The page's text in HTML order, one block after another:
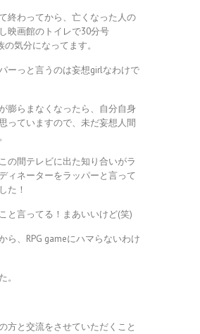
終わってから、亡くなった人の
映画館のトイレで30分号
気分になってます。
ーっと言うのは妄想girlなわけで
膨らまなくなったら、自分自身
っていますので、未だ妄想人間
の間テレビに出た知り合いがラ
ィネーターをラッパーと言って
た！
と言ってる！まあいいけど(笑)
ら、RPG gameにハマらないわけ
。
方と交流をさせていただくこと